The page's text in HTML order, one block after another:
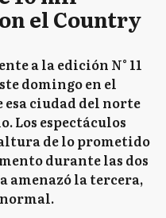
el Country
a la edición N° 11
domingo en el
esa ciudad del norte
Los espectáculos
de lo prometido
durante las dos
amenazó la tercera,